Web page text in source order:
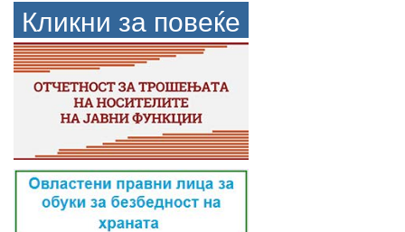
Кликни за повеќе